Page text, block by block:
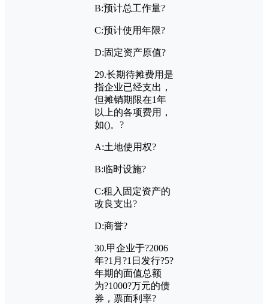
B:预计总工作量?
C:预计使用年限?
D:固定资产原值?
29.长期待摊费用是
指企业已经支出，
但摊销期限在1年
以上的各项费用，
如()。?
A:土地使用权?
B:临时设施?
C:租入固定资产的
改良支出?
D:商誉?
30.甲企业于?2006
年?1 月?1 日发行?5?
年期的面值总额
为?1000?万元的债
券，票面利率?